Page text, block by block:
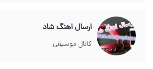
ارسال اهنگ شاد
کانال موسیقی